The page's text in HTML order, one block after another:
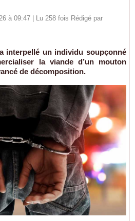
à 09:47 | Lu 258 fois Rédigé par
interpellé un individu soupçonné
la viande d’un mouton
de décomposition.